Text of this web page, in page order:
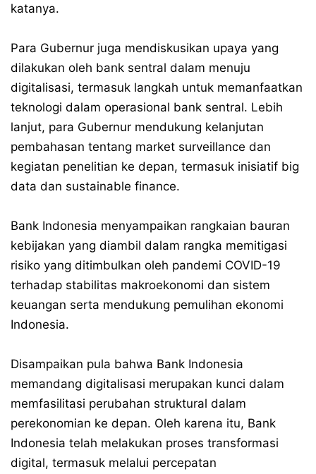
katanya.
Para Gubernur juga mendiskusikan upaya yang
dilakukan oleh bank sentral dalam menuju
digitalisasi, termasuk langkah untuk memanfaatkan
teknologi dalam operasional bank sentral. Lebih
lanjut, para Gubernur mendukung kelanjutan
pembahasan tentang market surveillance dan
kegiatan penelitian ke depan, termasuk inisiatif big
data dan sustainable finance.
Bank Indonesia menyampaikan rangkaian bauran
kebijakan yang diambil dalam rangka memitigasi
risiko yang ditimbulkan oleh pandemi COVID-19
terhadap stabilitas makroekonomi dan sistem
keuangan serta mendukung pemulihan ekonomi
Indonesia.
Disampaikan pula bahwa Bank Indonesia
memandang digitalisasi merupakan kunci dalam
memfasilitasi perubahan struktural dalam
perekonomian ke depan. Oleh karena itu, Bank
Indonesia telah melakukan proses transformasi
digital, termasuk melalui percepatan